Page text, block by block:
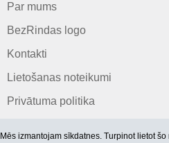
Par mums
BezRindas logo
Kontakti
Lietošanas noteikumi
Privātuma politika
Mēs izmantojam sīkdatnes. Turpinot lietot